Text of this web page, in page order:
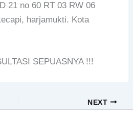
21 no 60 RT 03 RW 06
harjamukti. Kota
SEPUASNYA !!!
NEXT